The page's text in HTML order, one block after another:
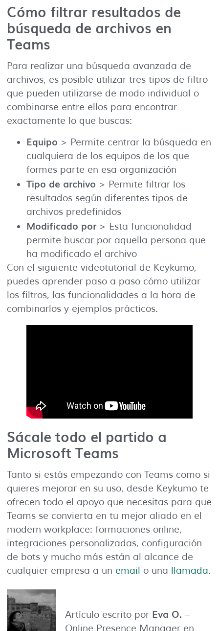
Cómo filtrar resultados de
búsqueda de archivos en
Teams
Para realizar una búsqueda avanzada de
archivos, es posible utilizar tres tipos de filtro
que pueden utilizarse de modo individual o
combinarse entre ellos para encontrar
exactamente lo que buscas:
Equipo > Permite centrar la búsqueda en
cualquiera de los equipos de los que
formes parte en esa organización
Tipo de archivo > Permite filtrar los
resultados según diferentes tipos de
archivos predefinidos
Modificado por > Esta funcionalidad
permite buscar por aquella persona que
ha modificado el archivo
Con el siguiente videotutorial de Keykumo,
puedes aprender paso a paso cómo utilizar
los filtros, las funcionalidades a la hora de
combinarlos y ejemplos prácticos.
Sácale todo el partido a
Microsoft Teams
Tanto si estás empezando con Teams como si
quieres mejorar en su uso, desde Keykumo te
ofrecen todo el apoyo que necesitas para que
Teams se convierta en tu mejor aliado en el
modern workplace: formaciones online,
integraciones personalizadas, configuración
de bots y mucho más están al alcance de
cualquier empresa a un email o una llamada.
Artículo escrito por Eva O. –